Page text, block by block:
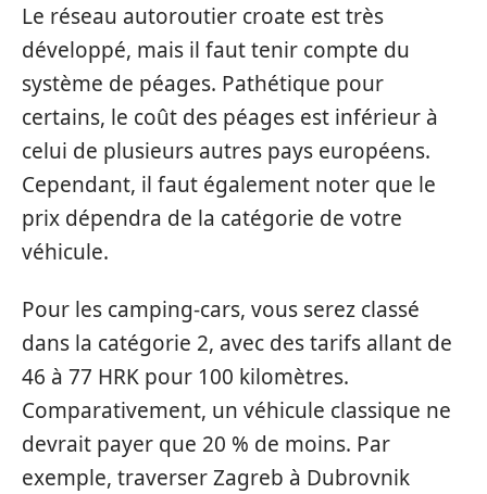
Le réseau autoroutier croate est très
développé, mais il faut tenir compte du
système de péages. Pathétique pour
certains, le coût des péages est inférieur à
celui de plusieurs autres pays européens.
Cependant, il faut également noter que le
prix dépendra de la catégorie de votre
véhicule.
Pour les camping-cars, vous serez classé
dans la catégorie 2, avec des tarifs allant de
46 à 77 HRK pour 100 kilomètres.
Comparativement, un véhicule classique ne
devrait payer que 20 % de moins. Par
exemple, traverser Zagreb à Dubrovnik